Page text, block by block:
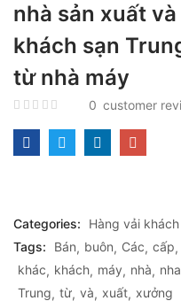
nhà sản xuất
khách sạn
từ nhà máy
0 customer
Categories: Hàng vải khách
Tags:
Bán buôn Các cấp
khác
khách máy nhà
Trung từ và xuất xưởng